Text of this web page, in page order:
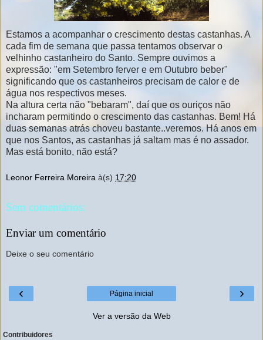
Estamos a acompanhar o crescimento destas castanhas. A
cada fim de semana que passa tentamos observar o
velhinho castanheiro do Santo. Sempre ouvimos a
expressão: "em Setembro ferver e em Outubro beber"
significando que os castanheiros precisam de calor e de
água nos respectivos meses.
Na altura certa não "bebaram", daí que os ouriços não
incharam permitindo o crescimento das castanhas. Bem! Há
duas semanas atrás choveu bastante..veremos. Há anos em
que nos Santos, as castanhas já saltam mas é no assador.
Mas está bonito, não está?
Leonor Ferreira Moreira à(s) 17:20
Sem comentários:
Enviar um comentário
Deixe o seu comentário
‹ ›
Página inicial
Ver a versão da Web
Contribuidores